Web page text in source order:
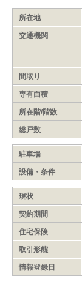
所在地
交通機関
間取り
専有面積
所在階/階数
総戸数
駐車場
設備・条件
現状
契約期間
住宅保険
取引形態
情報登録日